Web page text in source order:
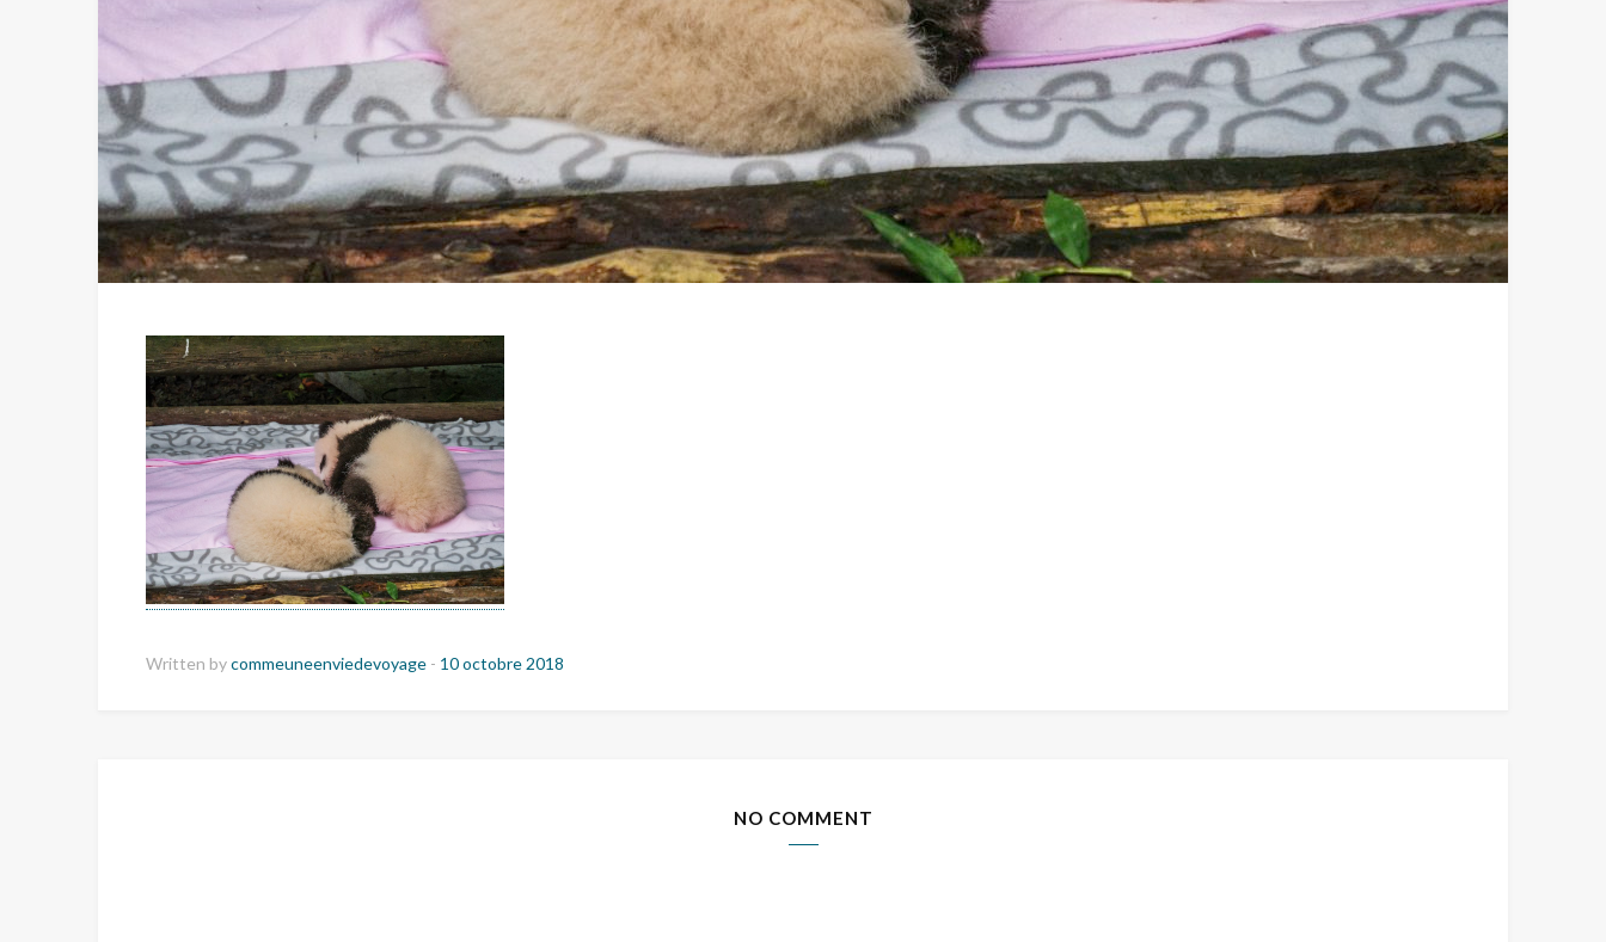
Written bycommeuneenviedevoyage - 10 octobre 2018
NO COMMENT